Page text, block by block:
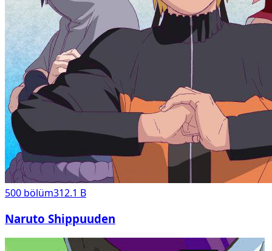
500 bölüm312.1 B
Naruto Shippuuden